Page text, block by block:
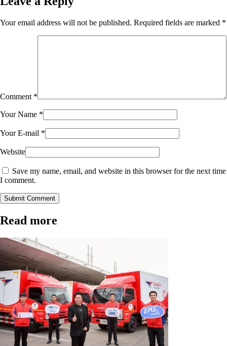
Your email address will not be published. Required fields are marked *
Comment *
Your Name *
Your E-mail *
Website
Save my name, email, and website in this browser for the next time
I comment.
Submit Comment
Read more